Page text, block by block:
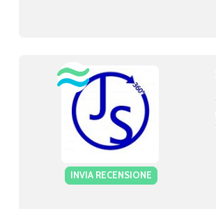
INVIA RECENSIONE